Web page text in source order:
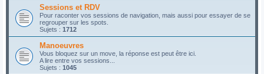
Sessions et RDV
Pour raconter vos sessions de navigation, mais aussi pour essayer de se
regrouper sur les spots.
Sujets : 1712
Manoeuvres
Vous bloquez sur un move, la réponse est peut être ici.
A lire entre vos sessions...
Sujets : 1045